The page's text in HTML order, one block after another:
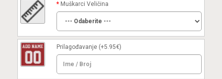
Muškarci Veličina
Prilagođavanje (+5.95€)